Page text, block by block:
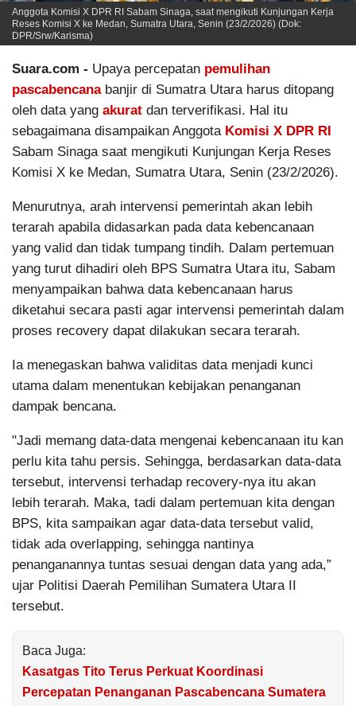
Anggota Komisi X DPR RI Sabam Sinaga, saat mengikuti Kunjungan Kerja
Reses Komisi X ke Medan, Sumatra Utara, Senin (23/2/2026) (Dok:
DPR/Srw/Karisma)
Suara.com - Upaya percepatan pemulihan
pascabencanabanjir di Sumatra Utara harus ditopang
oleh data yang akurat dan terverifikasi. Hal itu
sebagaimana disampaikan Anggota Komisi X DPR RI
Sabam Sinaga saat mengikuti Kunjungan Kerja Reses
Komisi X ke Medan, Sumatra Utara, Senin (23/2/2026).
Menurutnya, arah intervensi pemerintah akan lebih
terarah apabila didasarkan pada data kebencanaan
yang valid dan tidak tumpang tindih. Dalam pertemuan
yang turut dihadiri oleh BPS Sumatra Utara itu, Sabam
menyampaikan bahwa data kebencanaan harus
diketahui secara pasti agar intervensi pemerintah dalam
proses recovery dapat dilakukan secara terarah.
Ia menegaskan bahwa validitas data menjadi kunci
utama dalam menentukan kebijakan penanganan
dampak bencana.
"Jadi memang data-data mengenai kebencanaan itu kan
perlu kita tahu persis. Sehingga, berdasarkan data-data
tersebut, intervensi terhadap recovery-nya itu akan
lebih terarah. Maka, tadi dalam pertemuan kita dengan
BPS, kita sampaikan agar data-data tersebut valid,
tidak ada overlapping, sehingga nantinya
penanganannya tuntas sesuai dengan data yang ada,”
ujar Politisi Daerah Pemilihan Sumatera Utara II
tersebut.
Baca Juga:
Kasatgas Tito Terus Perkuat Koordinasi
Percepatan Penanganan Pascabencana Sumatera